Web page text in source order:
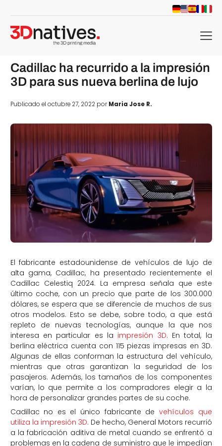
menu
Cadillac ha recurrido a la impresión
3D para sus nueva berlina de lujo
Publicado el octubre 27, 2022 porMaria Jose R.
El fabricante estadounidense de vehículos de lujo de
alta gama, Cadillac, ha presentado recientemente el
Cadillac Celestiq 2024. La empresa señala que este
último coche, con un precio que parte de los 300.000
dólares, se espera que se diferencie de muchos de sus
otros modelos. Esto se debe, sobre todo, a que está
repleto de nuevas tecnologías, aunque la que nos
interesa en particular es la impresión 3D. En total, la
berlina eléctrica cuenta con 115 piezas impresas en 3D.
Algunas de ellas conforman la estructura del vehículo,
mientras que otras garantizan la seguridad de los
pasajeros. Además, los tamaños de los componentes
varían, lo que permite a los compradores elegir a la
hora de personalizar grandes partes de su coche.
Cadillac no es el único fabricante de vehículos que
utiliza la impresión 3D. De hecho, General Motors recurrió
a la fabricación aditiva de metal cuando se enfrentó a
problemas en la cadena de suministro que le impedían